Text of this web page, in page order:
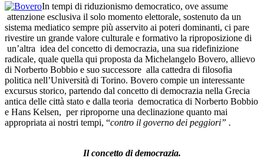
In tempi di riduzionismo democratico, ove assume
attenzione esclusiva il solo momento elettorale, sostenuto da un
sistema mediatico sempre più asservito ai poteri dominanti, ci pare
rivestire un grande valore culturale e formativo la riproposizione di
un’altra idea del concetto di democrazia, una sua ridefinizione
radicale, quale quella qui proposta da Michelangelo Bovero, allievo
di Norberto Bobbio e suo successore alla cattedra di filosofia
politica nell’Università di Torino. Bovero compie un interessante
excursus storico, partendo dal concetto di democrazia nella Grecia
antica delle città stato e dalla teoria democratica di Norberto Bobbio
e Hans Kelsen, per riproporne una declinazione quanto mai
appropriata ai nostri tempi, “contro il governo dei peggiori” .
Il concetto di democrazia.